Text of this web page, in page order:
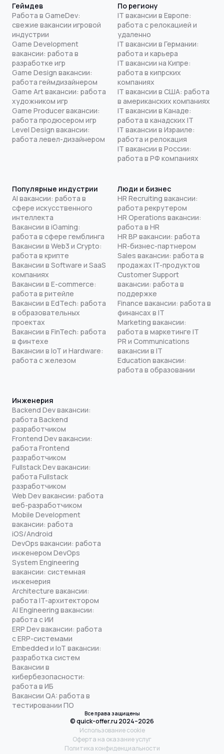
Геймдев
Работа в GameDev:
свежие вакансии игровой
индустрии
Game Development
вакансии: работа в
разработке игр
Game Design вакансии:
работа геймдизайнером
Game Art вакансии: работа
художником игр
Game Producer вакансии:
работа продюсером игр
Level Design вакансии:
работа левел-дизайнером
По региону
IT вакансии в Европе:
работа с релокацией и
удаленно
IT вакансии в Германии:
работа и карьера
IT вакансии на Кипре:
работа в кипрских
компаниях
IT вакансии в США: работа
в американских компаниях
IT вакансии в Канаде:
работа в канадских IT
IT вакансии в Израиле:
работа и релокация
IT вакансии в России:
работа в РФ компаниях
Популярные индустрии
AI вакансии: работа в
сфере искусственного
интеллекта
Вакансии в iGaming:
работа в сфере гемблинга
Вакансии в Web3 и Crypto:
работа в крипте
Вакансии в Software и SaaS
компаниях
Вакансии в E-commerce:
работа в ритейле
Вакансии в EdTech: работа
в образовательных
проектах
Вакансии в FinTech: работа
в финтехе
Вакансии в IoT и Hardware:
работа с железом
Люди и бизнес
HR Recruiting вакансии:
работа рекрутером
HR Operations вакансии:
работа в HR
HR BP вакансии: работа
HR-бизнес-партнером
Sales вакансии: работа в
продажах IT-продуктов
Customer Support
вакансии: работа в
поддержке
Finance вакансии: работа в
финансах в IT
Marketing вакансии:
работа в маркетинге IT
PR и Communications
вакансии в IT
Education вакансии:
работа в образовании
Инженерия
Backend Dev вакансии:
работа Backend
разработчиком
Frontend Dev вакансии:
работа Frontend
разработчиком
Fullstack Dev вакансии:
работа Fullstack
разработчиком
Web Dev вакансии: работа
веб-разработчиком
Mobile Development
вакансии: работа
iOS/Android
DevOps вакансии: работа
инженером DevOps
System Engineering
вакансии: системная
инженерия
Architecture вакансии:
работа IT-архитектором
AI Engineering вакансии:
работа с ИИ
ERP Dev вакансии: работа
с ERP-системами
Embedded и IoT вакансии:
разработка систем
Вакансии в
кибербезопасности:
работа в ИБ
Вакансии QA: работа в
тестировании ПО
Все права защищены
© quick-offer.ru 2024–2026
Использование cookie
Оферта на оказание услуг
Политика конфиденциальности